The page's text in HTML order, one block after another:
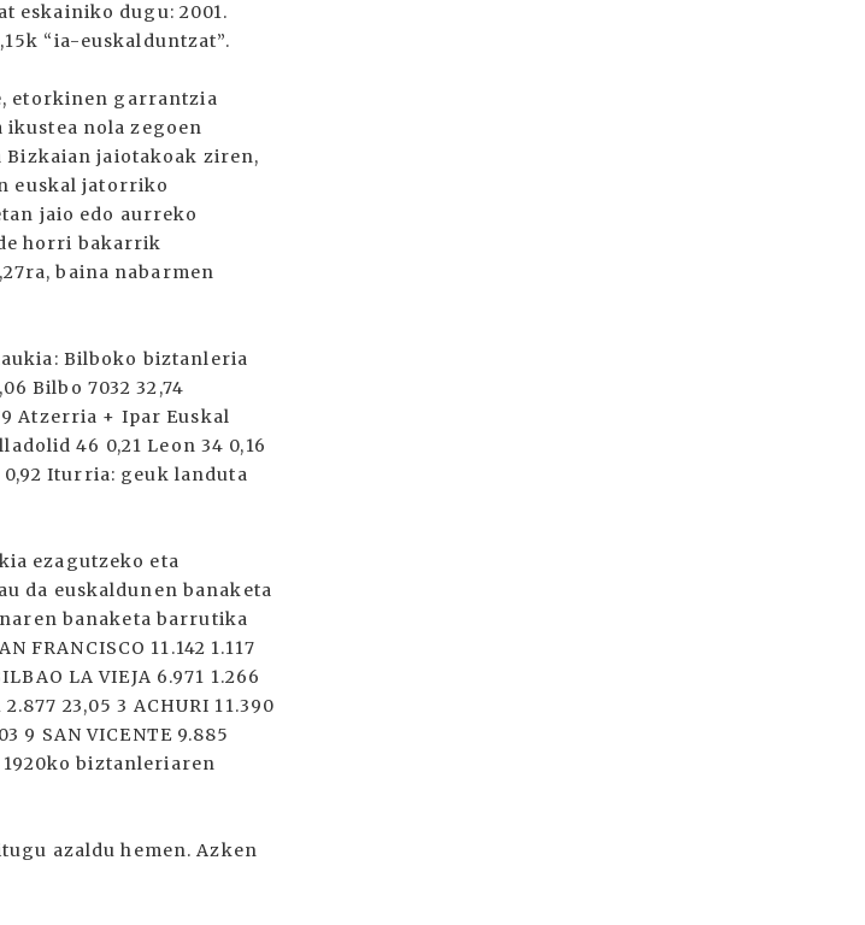
eskainiko dugu: 2001.
“ia-euskalduntzat”.
etorkinen garrantzia
nola zegoen
jaiotakoak ziren,
euskal jatorriko
jaio edo aurreko
horri bakarrik
baina nabarmen
Bilboko biztanleria
Bilbo 7032 32,74
Atzerria + Ipar Euskal
46 0,21 Leon 34 0,16
0,92 Iturria: geuk landuta
ezagutzeko eta
da euskaldunen banaketa
banaketa barrutika
FRANCISCO 11.142 1.117
LA VIEJA 6.971 1.266
2.877 23,05 3 ACHURI 11.390
9 SAN VICENTE 9.885
1920ko biztanleriaren
azaldu hemen. Azken